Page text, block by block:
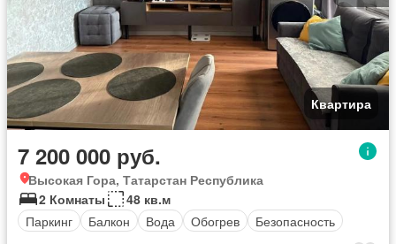
Квартира
7 200 000 руб.
Высокая Гора, Татарстан Республика
2 Комнаты
48 кв.м
Паркинг
Балкон Вода Обогрев Безопасность